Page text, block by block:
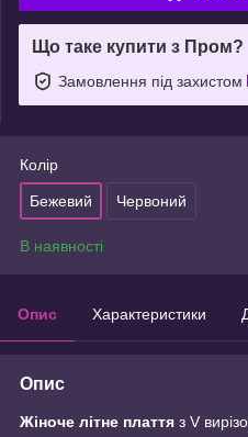
Що таке купити з Пром?
Замовлення під захистом
Колір
Бежевий Червоний
В наявності
Опис Характеристики
Опис
Жіноче літне плаття з V